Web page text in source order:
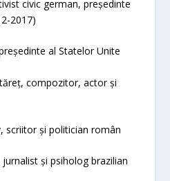
civic german, președinte
2017)
al Statelor Unite
compozitor, actor și
scriitor și politician român
și psiholog brazilian